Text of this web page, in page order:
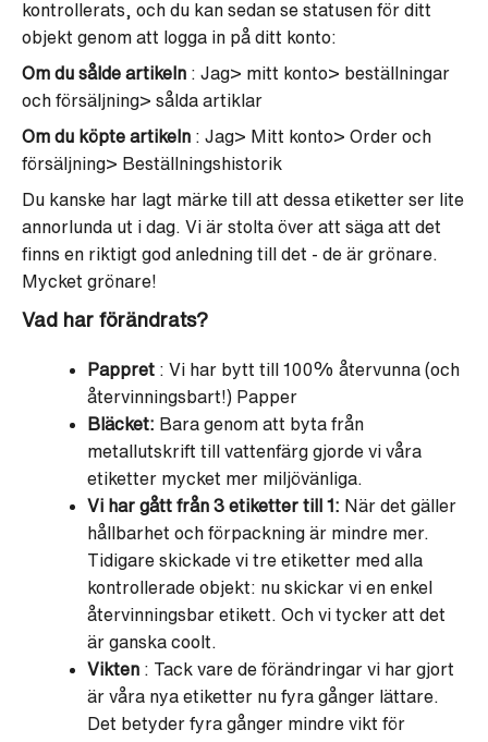
kontrollerats, och du kan sedan se statusen för ditt
objekt genom att logga in på ditt konto:
Om du sålde artikeln : Jag> mitt konto> beställningar
och försäljning> sålda artiklar
Om du köpte artikeln : Jag> Mitt konto> Order och
försäljning> Beställningshistorik
Du kanske har lagt märke till att dessa etiketter ser lite
annorlunda ut i dag. Vi är stolta över att säga att det
finns en riktigt god anledning till det - de är grönare.
Mycket grönare!
Vad har förändrats?
Pappret : Vi har bytt till 100% återvunna (och
återvinningsbart!) Papper
Bläcket: Bara genom att byta från
metallutskrift till vattenfärg gjorde vi våra
etiketter mycket mer miljövänliga.
Vi har gått från 3 etiketter till 1: När det gäller
hållbarhet och förpackning är mindre mer.
Tidigare skickade vi tre etiketter med alla
kontrollerade objekt: nu skickar vi en enkel
återvinningsbar etikett. Och vi tycker att det
är ganska coolt.
Vikten : Tack vare de förändringar vi har gjort
är våra nya etiketter nu fyra gånger lättare.
Det betyder fyra gånger mindre vikt för